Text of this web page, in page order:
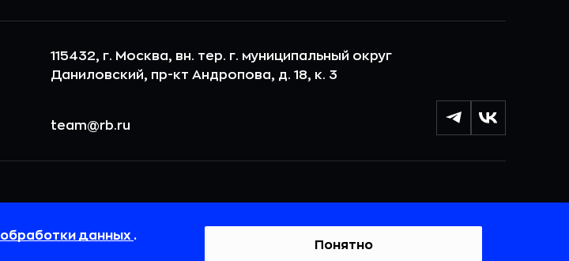
115432, г. Москва, вн. тер. г. муниципальный округ
Даниловский, пр-кт Андропова, д. 18, к. 3
team@rb.ru
повышения удобства пользования веб-сайтом. Если вы не хотите, чтобы ваши
пользовательские данные обрабатывались, пожалуйста, ограничьте их использование в
обработки данных .
Понятно